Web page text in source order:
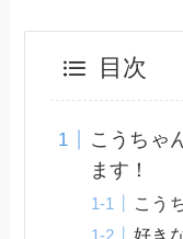
目次
こうちゃ
ます！
こう
好き